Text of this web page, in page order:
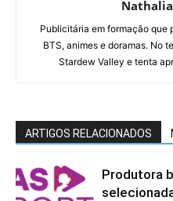
Publicitária em formação que
BTS, animes e doramas. No
Stardew Valley e tenta
ARTIGOS RELACIONADOS
Produtora